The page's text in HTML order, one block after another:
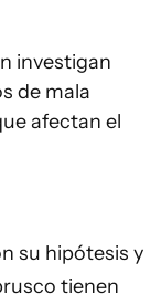
investigan
de mala
afectan el
su hipótesis y
tienen